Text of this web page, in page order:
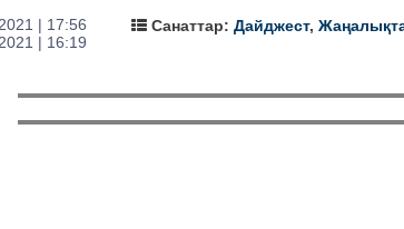
| 17:56
| 16:19
Санаттар:Дайджест,